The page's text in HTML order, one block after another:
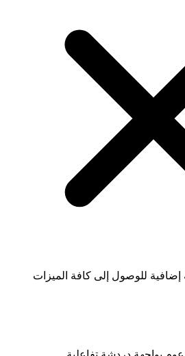
للوصول إلى كافة الميزات